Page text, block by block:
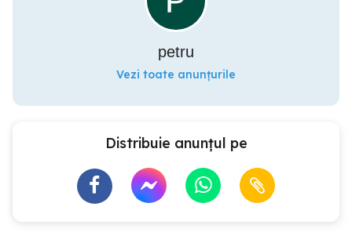
petru
Vezi toate anunțurile
Distribuie anunțul pe